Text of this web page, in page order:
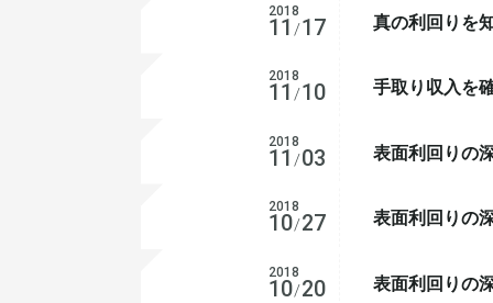
2018
11 /17 真の利回りを
2018
11 /10 手取り収入を
2018
11 /03 表面利回り
2018
10/27 表面利回り
2018
10/20 表面利回り